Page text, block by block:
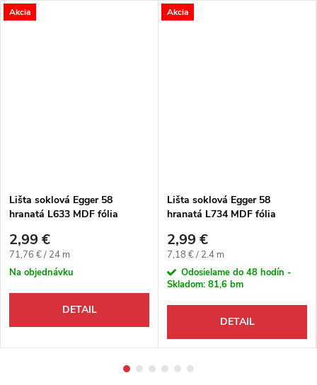
Akcia
Lišta soklová Egger 58
hranatá L633 MDF fólia
2,99 €
Jednotková cena:
71,76 € / 24 m
Na objednávku
DETAIL
Akcia
Lišta soklová Egger 58
hranatá L734 MDF fólia
2,99 €
Jednotková cena:
7,18 € / 2.4 m
Odosielame do 48 hodín -
Skladom: 81,6 bm
DETAIL